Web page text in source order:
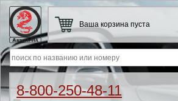
8-800-250-48-11
Ваша корзина пуста